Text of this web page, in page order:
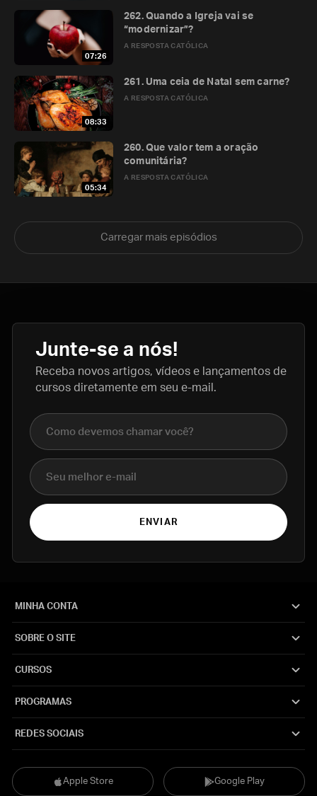
07:26
A RESPOSTA CATÓLICA
262. Quando a Igreja vai se
“modernizar”?
08:33
A RESPOSTA CATÓLICA
261. Uma ceia de Natal sem carne?
05:34
A RESPOSTA CATÓLICA
260. Que valor tem a oração
comunitária?
Carregar mais episódios
Junte-se a nós!
Receba novos artigos, vídeos e lançamentos de
cursos diretamente em seu e-mail.
Nome completo
E-mail
ENVIAR
Apple Store Google Play
MINHA CONTA
SOBRE O SITE
CURSOS
PROGRAMAS
REDES SOCIAIS